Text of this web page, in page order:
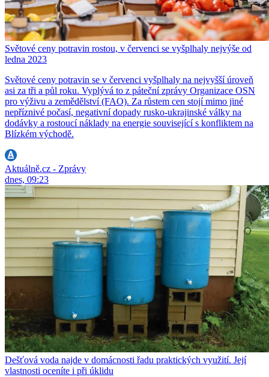
Světové ceny potravin rostou, v červenci se vyšplhaly nejvýše od
ledna 2023
Světové ceny potravin se v červenci vyšplhaly na nejvyšší úroveň
asi za tři a půl roku. Vyplývá to z páteční zprávy Organizace OSN
pro výživu a zemědělství (FAO). Za růstem cen stojí mimo jiné
nepříznivé počasí, negativní dopady rusko-ukrajinské války na
dodávky a rostoucí náklady na energie související s konfliktem na
Blízkém východě.
Aktuálně.cz - Zprávy
dnes, 09:23
Dešťová voda najde v domácnosti řadu praktických využití. Její
vlastnosti oceníte i při úklidu